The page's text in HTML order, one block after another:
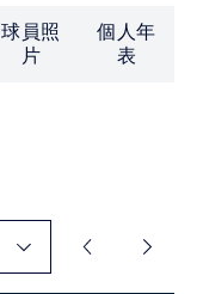
球員照
片
個人年
表